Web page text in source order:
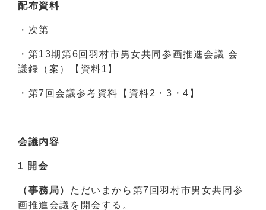
配布資料
・次第
・第13期第6回羽村市男女共同参画推進会議 会
議録（案）【資料1】
・第7回会議参考資料【資料2・3・4】
会議内容
1 開会
（事務局） ただいまから第7回羽村市男女共同参
画推進会議を開会する。